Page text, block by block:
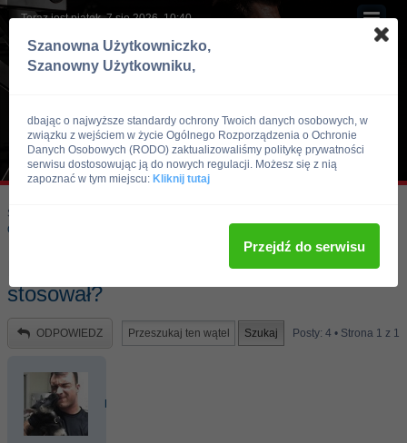
Teraz jest piątek, 7 sie 2026, 10:40
Skocz do:
Odżywki i suplementy
Mass ATTACK - odżywka + dieta - kto
stosował?
ODPOWIEDZ Posty: 4 • Strona 1 z 1
Szanowna Użytkowniczko,
Szanowny Użytkowniku,
dbając o najwyższe standardy ochrony Twoich danych osobowych, w
związku z wejściem w życie Ogólnego Rozporządzenia o Ochronie
Danych Osobowych (RODO) zaktualizowaliśmy politykę prywatności
serwisu dostosowując ją do nowych regulacji. Możesz się z nią
zapoznać w tym miejscu: Kliknij tutaj
Przejdź do serwisu